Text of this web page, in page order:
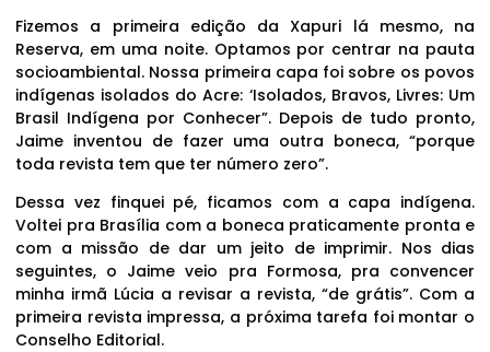
Fizemos a primeira edição da Xapuri lá mesmo, na
Reserva, em uma noite. Optamos por centrar na pauta
socioambiental. Nossa primeira capa foi sobre os povos
indígenas isolados do Acre: ‘Isolados, Bravos, Livres: Um
Brasil Indígena por Conhecer”. Depois de tudo pronto,
Jaime inventou de fazer uma outra boneca, “porque
toda revista tem que ter número zero”.
Dessa vez finquei pé, ficamos com a capa indígena.
Voltei pra Brasília com a boneca praticamente pronta e
com a missão de dar um jeito de imprimir. Nos dias
seguintes, o Jaime veio pra Formosa, pra convencer
minha irmã Lúcia a revisar a revista, “de grátis”. Com a
primeira revista impressa, a próxima tarefa foi montar o
Conselho Editorial.